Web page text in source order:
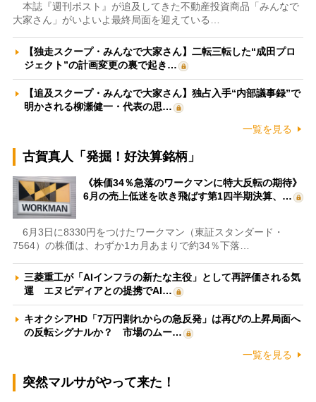
本誌『週刊ポスト』が追及してきた不動産投資商品「みんなで
大家さん」がいよいよ最終局面を迎えている…
【独走スクープ・みんなで大家さん】二転三転した“成田プロ
ジェクト”の計画変更の裏で起き…
【追及スクープ・みんなで大家さん】独占入手“内部議事録”で
明かされる柳瀬健一・代表の思…
一覧を見る
古賀真人「発掘！好決算銘柄」
《株価34％急落のワークマンに特大反転の期待》
6月の売上低迷を吹き飛ばす第1四半期決算、…
6月3日に8330円をつけたワークマン（東証スタンダード・
7564）の株価は、わずか1カ月あまりで約34％下落…
三菱重工が「AIインフラの新たな主役」として再評価される気
運 エヌビディアとの提携でAI…
キオクシアHD「7万円割れからの急反発」は再びの上昇局面へ
の反転シグナルか？ 市場のムー…
一覧を見る
突然マルサがやって来た！